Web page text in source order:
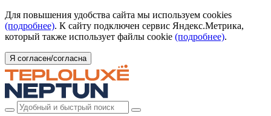
Для повышения удобства сайта мы используем cookies
(подробнее). К сайту подключен сервис Яндекс.Метрика,
который также использует файлы cookie (подробнее).
Я согласен/согласна